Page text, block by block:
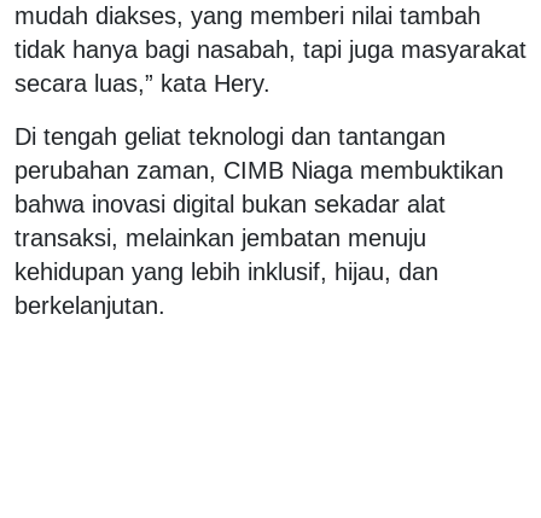
mudah diakses, yang memberi nilai tambah
tidak hanya bagi nasabah, tapi juga masyarakat
secara luas,” kata Hery.
Di tengah geliat teknologi dan tantangan
perubahan zaman, CIMB Niaga membuktikan
bahwa inovasi digital bukan sekadar alat
transaksi, melainkan jembatan menuju
kehidupan yang lebih inklusif, hijau, dan
berkelanjutan.